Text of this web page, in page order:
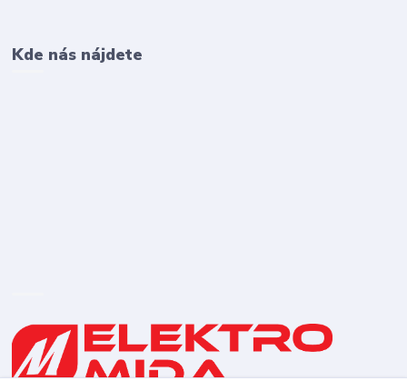
Kde nás nájdete